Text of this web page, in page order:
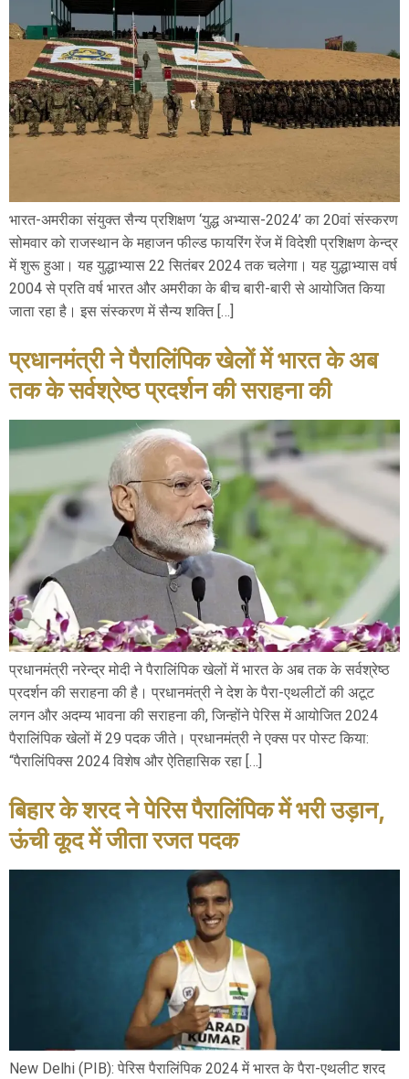
भारत-अमरीका संयुक्त सैन्य प्रशिक्षण ‘युद्ध अभ्यास-2024’ का 20वां संस्करण
सोमवार को राजस्थान के महाजन फील्ड फायरिंग रेंज में विदेशी प्रशिक्षण केन्द्र
में शुरू हुआ। यह युद्धाभ्यास 22 सितंबर 2024 तक चलेगा। यह युद्धाभ्यास वर्ष
2004 से प्रति वर्ष भारत और अमरीका के बीच बारी-बारी से आयोजित किया
जाता रहा है। इस संस्करण में सैन्य शक्ति […]
प्रधानमंत्री ने पैरालिंपिक खेलों में भारत के अब
तक के सर्वश्रेष्ठ प्रदर्शन की सराहना की
प्रधानमंत्री नरेन्द्र मोदी ने पैरालिंपिक खेलों में भारत के अब तक के सर्वश्रेष्ठ
प्रदर्शन की सराहना की है। प्रधानमंत्री ने देश के पैरा-एथलीटों की अटूट
लगन और अदम्य भावना की सराहना की, जिन्होंने पेरिस में आयोजित 2024
पैरालिंपिक खेलों में 29 पदक जीते। प्रधानमंत्री ने एक्स पर पोस्ट किया:
“पैरालिंपिक्‍स 2024 विशेष और ऐतिहासिक रहा […]
बिहार के शरद ने पेरिस पैरालिंपिक में भरी उड़ान,
ऊंची कूद में जीता रजत पदक
New Delhi (PIB): पेरिस पैरालिंपिक 2024 में भारत के पैरा-एथलीट शरद